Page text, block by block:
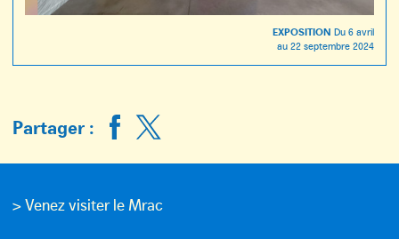
EXPOSITION Du 6 avril
au 22 septembre 2024
Partager :
> Venez visiter le Mrac